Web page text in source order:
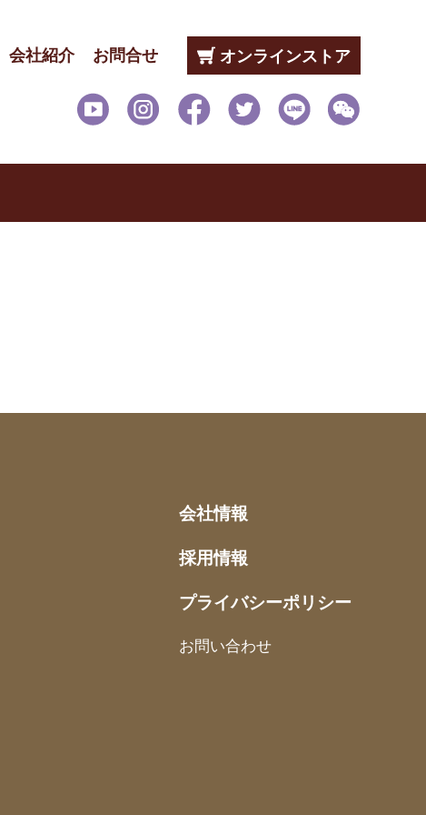
会社紹介 お問合せ オンラインストア
会社情報
採用情報
プライバシーポリシー
お問い合わせ